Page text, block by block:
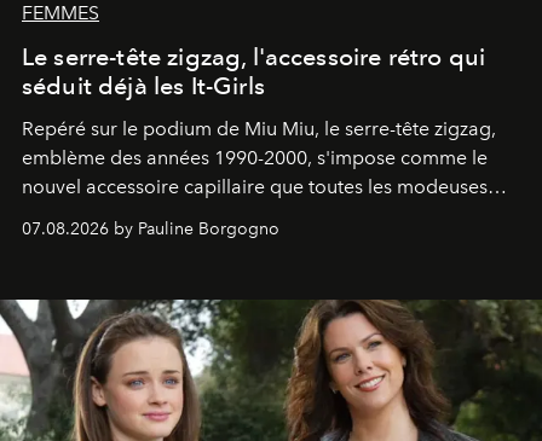
FEMMES
Le serre-tête zigzag, l'accessoire rétro qui
séduit déjà les It-Girls
Repéré sur le podium de Miu Miu, le serre-tête zigzag,
emblème des années 1990-2000, s'impose comme le
nouvel accessoire capillaire que toutes les modeuses
s'arrachent déjà.
07.08.2026 by Pauline Borgogno